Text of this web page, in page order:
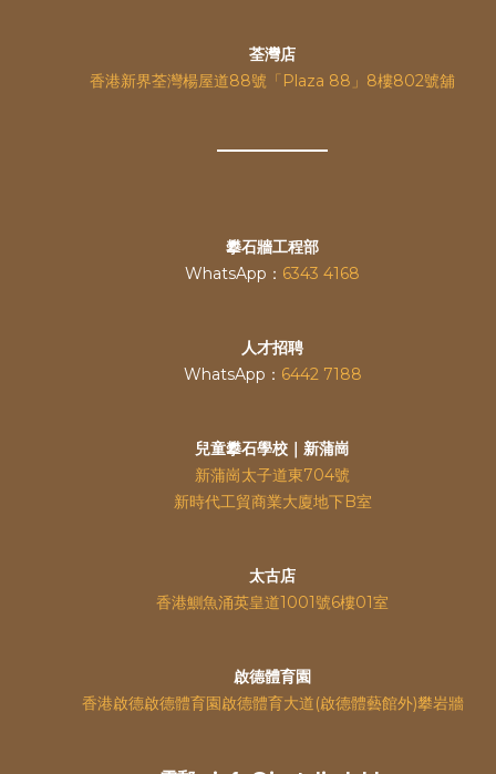
荃灣店
香港新界荃灣楊屋道88號「Plaza 88」8樓802號舖
攀石牆工程部
WhatsApp： 6343 4168
人才招聘
WhatsApp： 6442 7188
兒童攀石學校｜新蒲崗
新蒲崗太子道東704號
新時代工貿商業大廈地下B室
太古店
香港鰂魚涌英皇道1001號6樓01室
啟德體育園
香港啟德啟德體育園啟德體育大道(啟德體藝館外)攀岩牆